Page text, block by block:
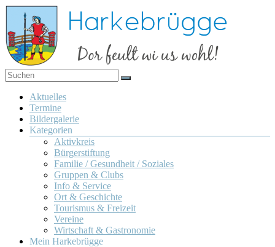
Zum
Inhalt
springen
Harkebrügge
Dor
feult
wi us
wohl!
Menü
Aktuelles
Termine
Bildergalerie
Kategorien
Aktivkreis
Bürgerstiftung
Familie / Gesundheit / Soziales
Gruppen & Clubs
Info & Service
Ort & Geschichte
Tourismus & Freizeit
Vereine
Wirtschaft & Gastronomie
Mein Harkebrügge